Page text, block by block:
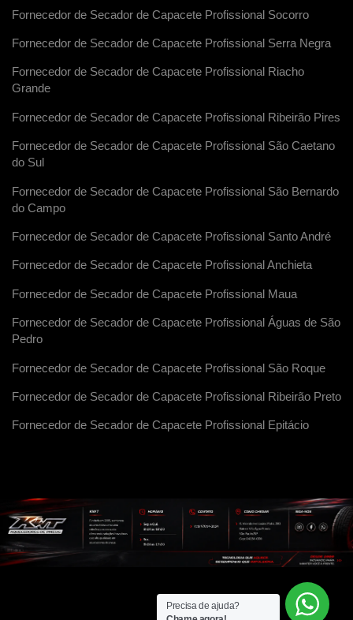
Fornecedor de Secador de Capacete Profissional Socorro
Fornecedor de Secador de Capacete Profissional Serra Negra
Fornecedor de Secador de Capacete Profissional Riacho
Grande
Fornecedor de Secador de Capacete Profissional Ribeirão Pires
Fornecedor de Secador de Capacete Profissional São Caetano
do Sul
Fornecedor de Secador de Capacete Profissional São Bernardo
do Campo
Fornecedor de Secador de Capacete Profissional Santo André
Fornecedor de Secador de Capacete Profissional Anchieta
Fornecedor de Secador de Capacete Profissional Maua
Fornecedor de Secador de Capacete Profissional Águas de São
Pedro
Fornecedor de Secador de Capacete Profissional São Roque
Fornecedor de Secador de Capacete Profissional Ribeirão Preto
Fornecedor de Secador de Capacete Profissional Epitácio
Precisa de ajuda?